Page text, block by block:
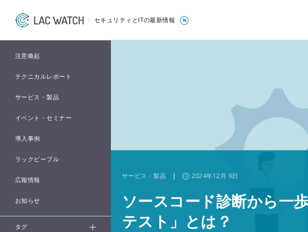
セキュリティとITの最新情報
注意喚起
テクニカルレポート
サービス・製品
イベント・セミナー
導入事例
ラックピープル
広報情報
お知らせ
タグ
サービス・製品 | 2024年12月 9日
ソースコード診断から一
テスト」とは？